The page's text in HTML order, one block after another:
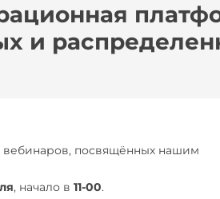
и
посвящённых нашим
, начало в 11-00.